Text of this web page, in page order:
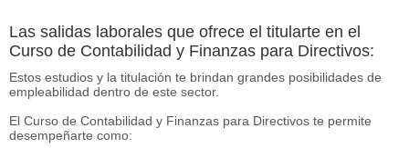
Las salidas laborales que ofrece el titularte en el
Curso de Contabilidad y Finanzas para Directivos:
Estos estudios y la titulación te brindan grandes posibilidades de
empleabilidad dentro de este sector.
El Curso de Contabilidad y Finanzas para Directivos te permite
desempeñarte como: